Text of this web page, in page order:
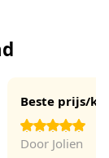
Beste prijs/
Door Jolien